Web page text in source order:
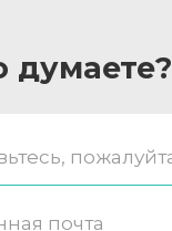
думаете?